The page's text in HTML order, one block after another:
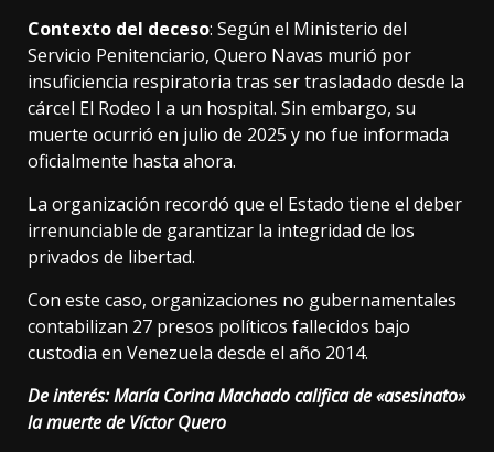
Contexto del deceso: Según el Ministerio del
Servicio Penitenciario, Quero Navas murió por
insuficiencia respiratoria tras ser trasladado desde la
cárcel El Rodeo I a un hospital. Sin embargo, su
muerte ocurrió en julio de 2025 y no fue informada
oficialmente hasta ahora.
La organización recordó que el Estado tiene el deber
irrenunciable de garantizar la integridad de los
privados de libertad.
Con este caso, organizaciones no gubernamentales
contabilizan 27 presos políticos fallecidos bajo
custodia en Venezuela desde el año 2014.
De interés:María Corina Machado califica de «asesinato»
la muerte de Víctor Quero